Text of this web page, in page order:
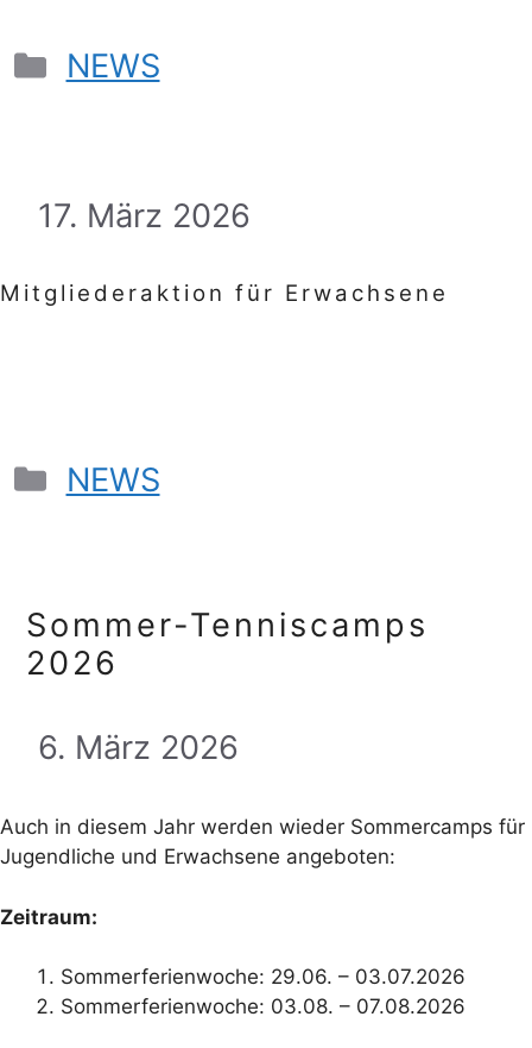
NEWS
17. März 2026
Mitgliederaktion für Erwachsene
NEWS
Sommer-Tenniscamps
2026
6. März 2026
Auch in diesem Jahr werden wieder Sommercamps für
Jugendliche und Erwachsene angeboten:
Zeitraum:
Sommerferienwoche: 29.06. – 03.07.2026
Sommerferienwoche: 03.08. – 07.08.2026